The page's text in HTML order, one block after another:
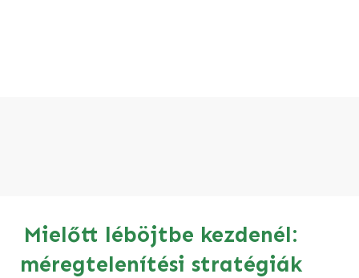
Mielőtt léböjtbe kezdenél:
méregtelenítési stratégiák